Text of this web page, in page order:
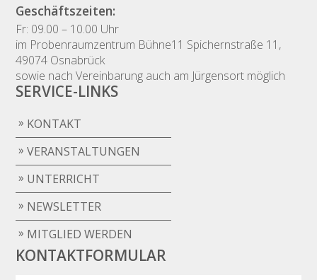
Geschäftszeiten:
Fr: 09.00 – 10.00 Uhr
im Probenraumzentrum Bühne11 Spichernstraße 11,
49074 Osnabrück
sowie nach Vereinbarung auch am Jürgensort möglich
SERVICE-LINKS
KONTAKT
VERANSTALTUNGEN
UNTERRICHT
NEWSLETTER
MITGLIED WERDEN
KONTAKTFORMULAR